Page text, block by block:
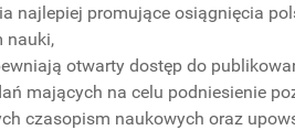
najlepiej promujące osiągnięcia
nauki,
otwarty dostęp do
mających na celu podniesienie
czasopism naukowych oraz